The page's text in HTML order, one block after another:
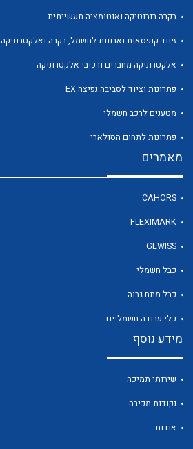
לכל מוצרי היצרן
בקרה רובוטיקה ואוטומציה תעשייתית
זיווד קופסאות וארונות לחשמל, בקרה ואלקטרוניקה
אלקטרוניקה מחברים ורכיבי אלקטרוניקה
פתרונות וציוד לסביבה נפיצה EX
מטענים לרכב חשמלי
פתרונות לתחום הסולארי
מאמרים
CAHORS
FLEXIMARK
GEWISS
כבל חשמלי
כבל מתח גבוה
כלי עבודה חשמליים
מידע נוסף
שירותי תמיכה
נקודות מכירה
אודות